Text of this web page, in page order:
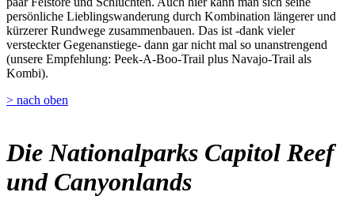
persönliche Lieblingswanderung durch Kombination längerer und
kürzerer Rundwege zusammenbauen. Das ist -dank vieler
versteckter Gegenanstiege- dann gar nicht mal so unanstrengend
(unsere Empfehlung: Peek-A-Boo-Trail plus Navajo-Trail als
Kombi).
> nach oben
Die Nationalparks Capitol Reef
und Canyonlands